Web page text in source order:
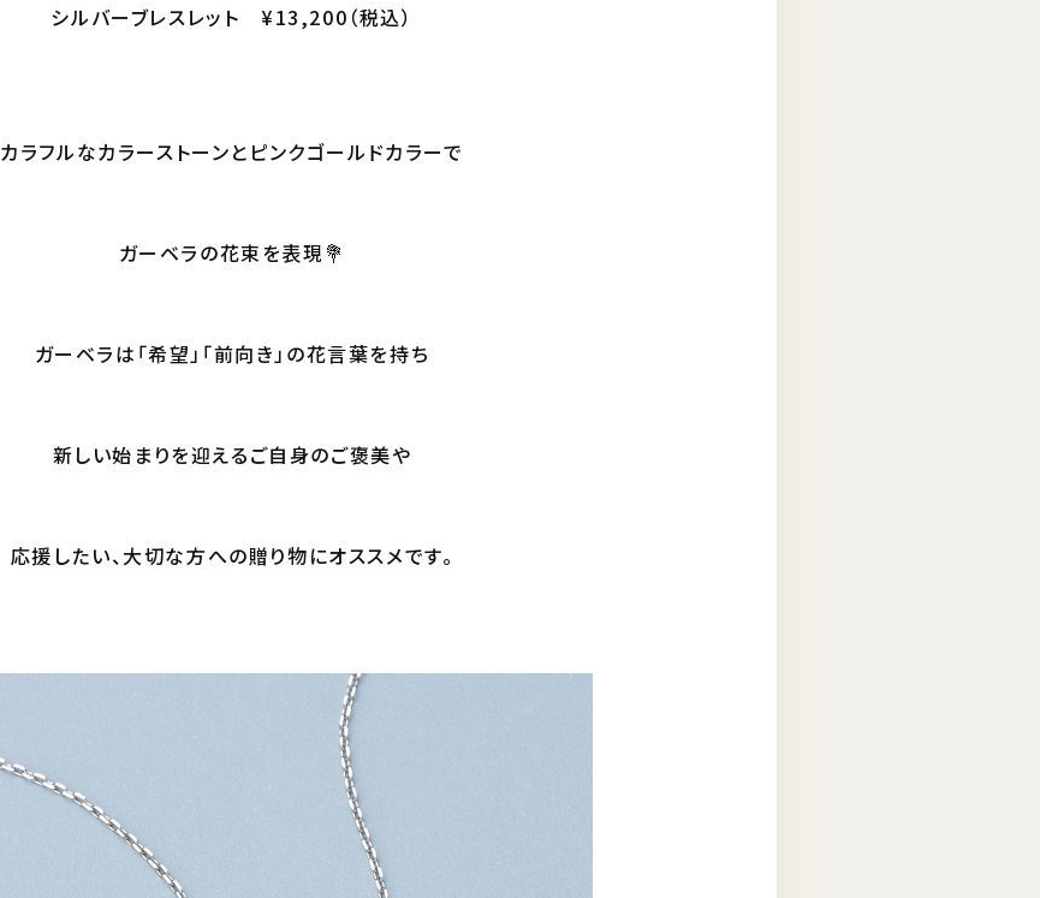
シルバーブレスレット ¥13,200（税込）
カラフルなカラーストーンとピンクゴールドカラーで
ガーベラの花束を表現💐
ガーベラは「希望」「前向き」の花言葉を持ち
新しい始まりを迎えるご自身のご褒美や
応援したい、大切な方への贈り物にオススメです。